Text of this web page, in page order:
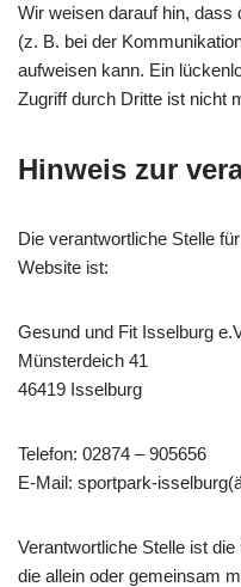
Wir weisen darauf hin, dass
(z. B. bei der
aufweisen kann. Ein
Zugriff durch Dritte ist nicht
Hinweis zur
Die verantwortliche Stelle
Website ist:
Gesund und Fit Isselburg
Münsterdeich 41
46419 Isselburg
Telefon: 02874 – 905656
E-Mail: sportpark-
Verantwortliche Stelle ist
die allein oder gemeinsam